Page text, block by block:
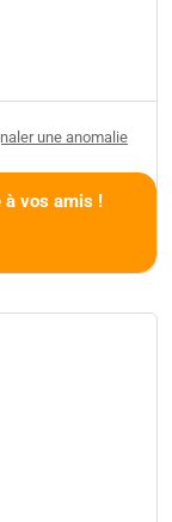
une anomalie
à vos amis !